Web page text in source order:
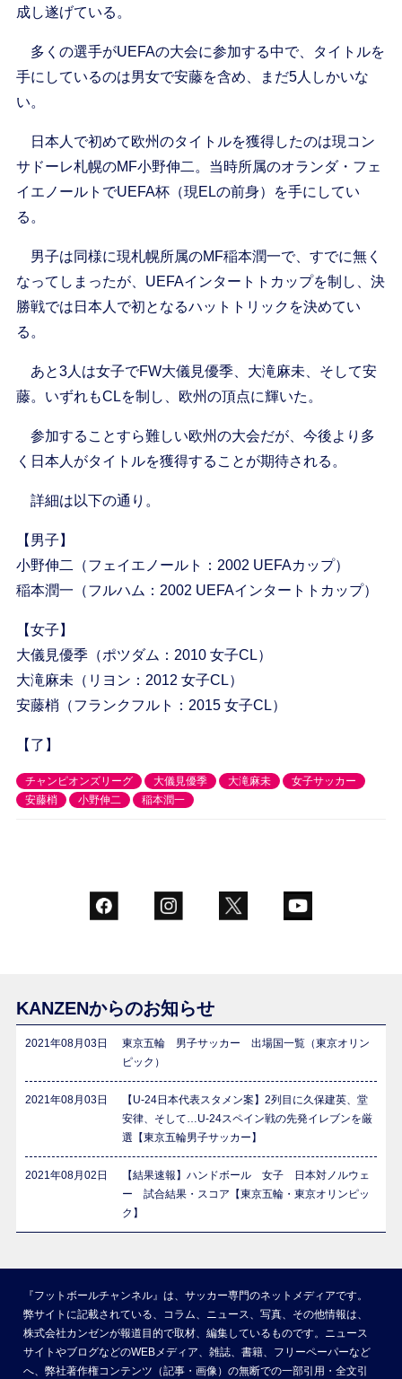
成し遂げている。
多くの選手がUEFAの大会に参加する中で、タイトルを
手にしているのは男女で安藤を含め、まだ5人しかいな
い。
日本人で初めて欧州のタイトルを獲得したのは現コン
サドーレ札幌のMF小野伸二。当時所属のオランダ・フェ
イエノールトでUEFA杯（現ELの前身）を手にしてい
る。
男子は同様に現札幌所属のMF稲本潤一で、すでに無く
なってしまったが、UEFAインタートトカップを制し、決
勝戦では日本人で初となるハットトリックを決めてい
る。
あと3人は女子でFW大儀見優季、大滝麻未、そして安
藤。いずれもCLを制し、欧州の頂点に輝いた。
参加することすら難しい欧州の大会だが、今後より多
く日本人がタイトルを獲得することが期待される。
詳細は以下の通り。
【男子】
小野伸二（フェイエノールト：2002 UEFAカップ）
稲本潤一（フルハム：2002 UEFAインタートトカップ）
【女子】
大儀見優季（ポツダム：2010 女子CL）
大滝麻未（リヨン：2012 女子CL）
安藤梢（フランクフルト：2015 女子CL）
【了】
チャンピオンズリーグ 大儀見優季 大滝麻未
女子サッカー
安藤梢
小野伸二 稲本潤一
KANZENからのお知らせ
2021年08月03日
東京五輪 男子サッカー 出場国一覧（東京オリン
ピック）
2021年08月03日
【U-24日本代表スタメン案】2列目に久保建英、堂
安律、そして…U-24スペイン戦の先発イレブンを厳
選【東京五輪男子サッカー】
2021年08月02日
【結果速報】ハンドボール 女子 日本対ノルウェ
ー 試合結果・スコア【東京五輪・東京オリンピッ
ク】
『フットボールチャンネル』は、サッカー専門のネットメディアです。
弊サイトに記載されている、コラム、ニュース、写真、その他情報は、
株式会社カンゼンが報道目的で取材、編集しているものです。ニュース
サイトやブログなどのWEBメディア、雑誌、書籍、フリーペーパーなど
へ、弊社著作権コンテンツ（記事・画像）の無断での一部引用・全文引